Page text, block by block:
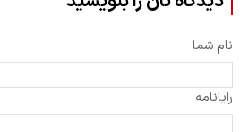
نام شما
رایانامه